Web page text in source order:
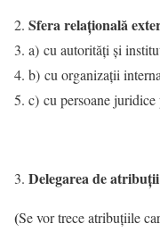
Sfera relaţională
a) cu autorităţi şi
b) cu organizaţii
c) cu persoane juridice
Delegarea de
(Se vor trece atribuţiile